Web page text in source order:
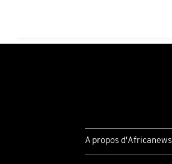
A propos d'Africanews